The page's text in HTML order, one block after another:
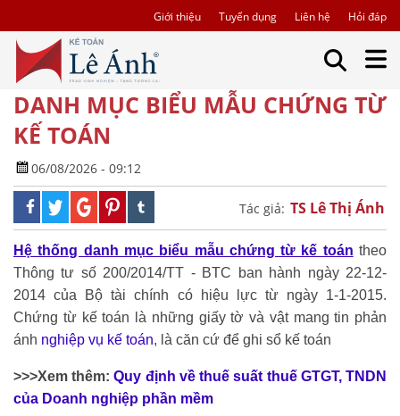
Giới thiệu Tuyển dụng Liên hệ Hỏi đáp
DANH MỤC BIỂU MẪU CHỨNG TỪ
KẾ TOÁN
06/08/2026 - 09:12
Tác giả: TS Lê Thị Ánh
Hệ thống danh mục biểu mẫu chứng từ kế toán theo
Thông tư số 200/2014/TT - BTC ban hành ngày 22-12-
2014 của Bộ tài chính có hiệu lực từ ngày 1-1-2015.
Chứng từ kế toán là những giấy tờ và vật mang tin phản
ánh nghiệp vụ kế toán, là căn cứ để ghi sổ kế toán
>>>Xem thêm:Quy định về thuế suất thuế GTGT, TNDN
của Doanh nghiệp phần mềm